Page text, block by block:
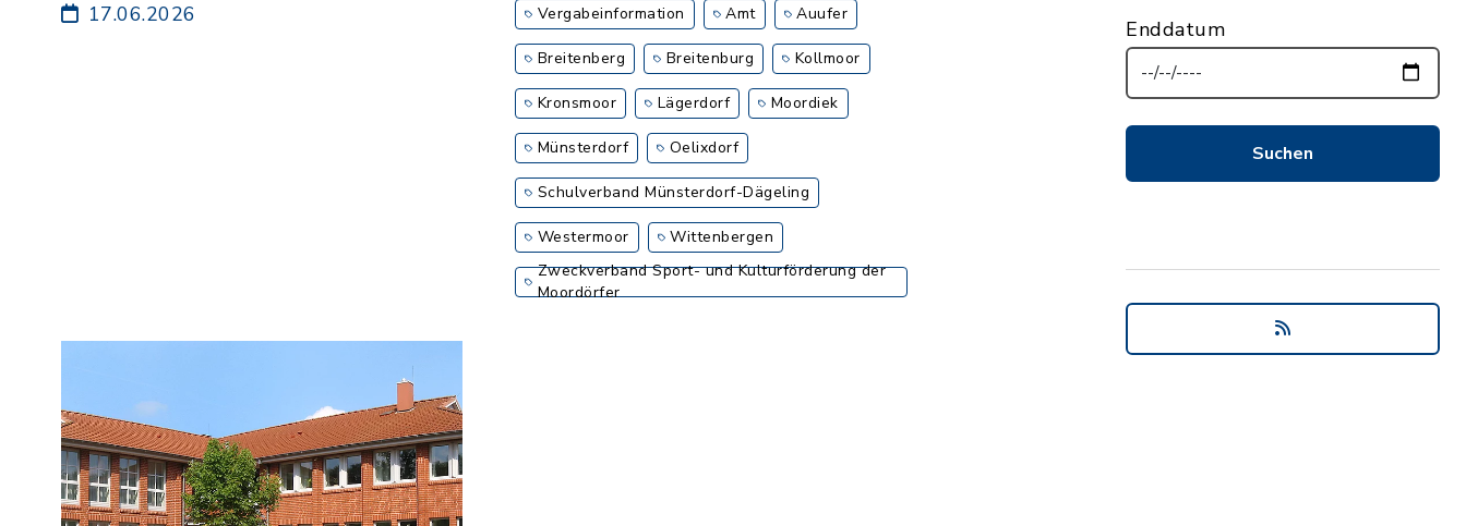
17.06.2026 Vergabeinformation Amt Auufer
Breitenberg Breitenburg Kollmoor
Kronsmoor Lägerdorf Moordiek
Münsterdorf Oelixdorf
Schulverband Münsterdorf-Dägeling
Westermoor
Wittenbergen
Zweckverband Sport- und Kulturförderung der
Moordörfer
Enddatum